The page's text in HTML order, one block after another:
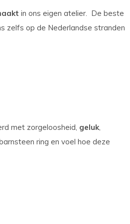
in ons eigen atelier. De beste
zelfs op de Nederlandse stranden
met zorgeloosheid, geluk,
ring en voel hoe deze